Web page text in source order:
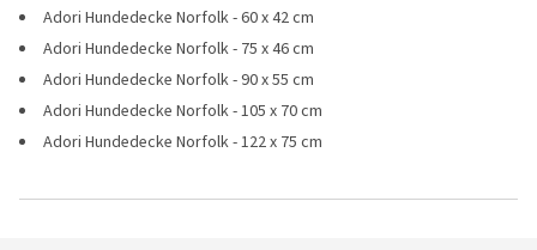
Adori Hundedecke Norfolk - 60 x 42 cm
Adori Hundedecke Norfolk - 75 x 46 cm
Adori Hundedecke Norfolk - 90 x 55 cm
Adori Hundedecke Norfolk - 105 x 70 cm
Adori Hundedecke Norfolk - 122 x 75 cm